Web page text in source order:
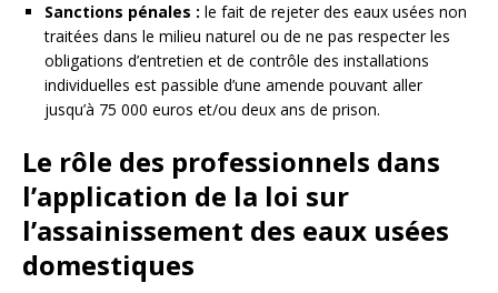
Sanctions pénales : le fait de rejeter des eaux usées non
traitées dans le milieu naturel ou de ne pas respecter les
obligations d’entretien et de contrôle des installations
individuelles est passible d’une amende pouvant aller
jusqu’à 75 000 euros et/ou deux ans de prison.
Le rôle des professionnels dans
l’application de la loi sur
l’assainissement des eaux usées
domestiques